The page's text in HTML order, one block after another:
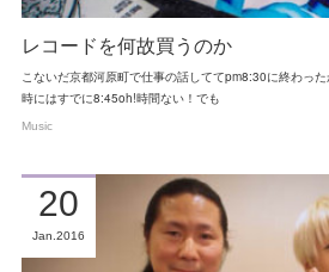
レコードを何故買うのか
こないだ京都河原町で仕事の話しててpm8:30に終わっ
時にはすでに8:45oh!時間ない！でも
Music
20
Jan 2016